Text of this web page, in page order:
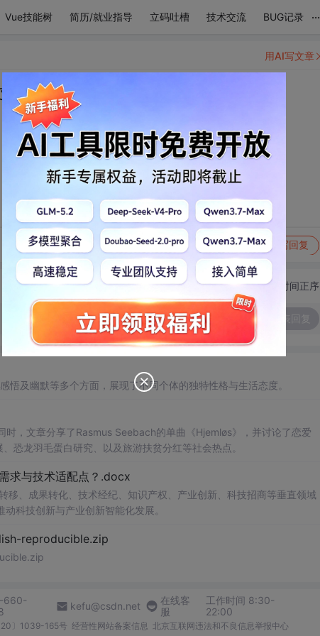
Vue技能树 简历/就业指导 立码吐槽 技术交流 BUG记录 ...
不如自杀。
转发到动态 举报 写回复
用AI写文章
切换为时间正序
及幽默等多个方面，展现了不同个体的独特性格与生活态度。
，文章分享了Rasmus Seebach的单曲《Hjemløs》，并讨论了恋爱
恐龙羽毛蛋白研究、以及旅游扶贫分红等社会热点。
求与技术适配点？.docx
、成果转化、技术经纪、知识产权、产业创新、科技招商等垂直领域
科技创新与产业创新智能化发展。
reproducible.zip
660-
kefu@csdn.net
在线客
服
工作时间 8:30-
22:00
〕1039-165号 经营性网站备案信息 北京互联网违法和不良信息举报中心